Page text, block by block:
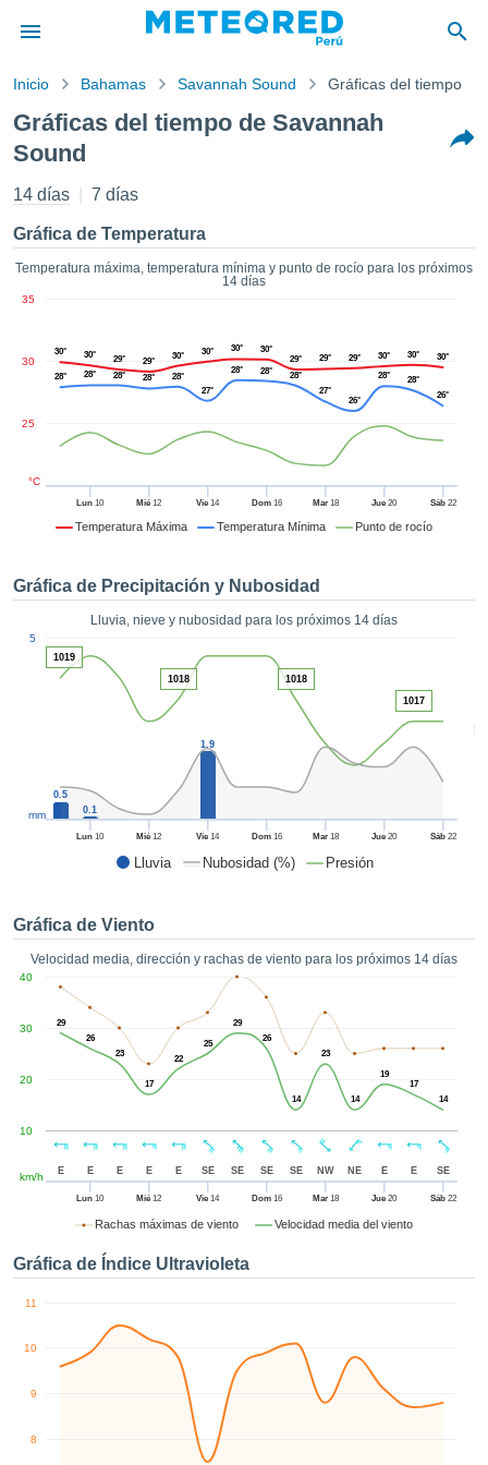
de
por
que la
calidad.
a este
y
basada
nuestra
seguir
sin coste.
ya sean
nuestros
así como
un perfil
para
y
en
nuestra
disponible
nuestra
CONTINUAR
Inicio Bahamas Savannah Sound Gráficas del tiempo
Gráficas del tiempo de Savannah
Sound
14 días 7 días
Gráfica de Temperatura
Temperatura máxima, temperatura mínima y punto de rocío para los próximos
14 días
Temperatura Máxima Temperatura Mínima Punto de rocío
Lun 10 Mié 12 Vie 14 Dom16 Mar18 Jue 20 Sáb22
25
30
35
°C
30° 30° 29° 29°
30° 30° 30°
30°
29°
29° 29° 30° 30°
30°
28°
28° 28° 28°
28°
27°
28° 28°
28°
27°
26°
28°
28°
26°
Gráfica de Precipitación y Nubosidad
Lluvia, nieve y nubosidad para los próximos 14 días
Lluvia Nubosidad (%) Presión
50
Lun 10 Mié 12 Vie 14 Dom16 Mar18 Jue 20 Sáb22
5
mm
0.5
0.1
1.9
1019
1018
1018
1017
Gráfica de Viento
Velocidad media, dirección y rachas de viento para los próximos 14 días
Rachas máximas de viento Velocidad media del viento
Lun 10 Mié 12 Vie 14 Dom16 Mar18 Jue 20 Sáb22
10
20
30
40
km/h
29
26
23
17
22
25
29
26
14
23
14
19
17
14
E E E E E SE SE SE SE NW NE E E SE
Gráfica de Índice Ultravioleta
8
9
10
11